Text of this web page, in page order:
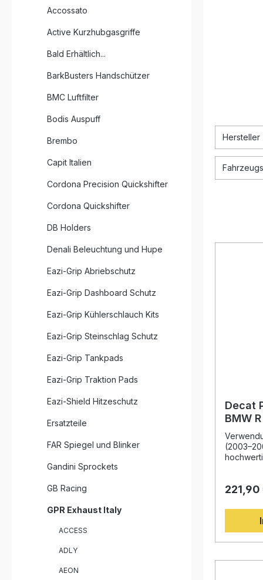
Accossato
Active Kurzhubgasgriffe
Bald Erhältlich...
BarkBusters Handschützer
BMC Luftfilter
Bodis Auspuff
Brembo
Capit Italien
Cordona Precision Quickshifter
Cordona Quickshifter
DB Holders
Denali Beleuchtung und Hupe
Eazi-Grip Abriebschutz
Eazi-Grip Dashboard Schutz
Eazi-Grip Kühlerschlauch Kits
Eazi-Grip Steinschlag Schutz
Eazi-Grip Tankpads
Eazi-Grip Traktion Pads
Eazi-Shield Hitzeschutz
Ersatzteile
FAR Spiegel und Blinker
Gandini Sprockets
GB Racing
GPR Exhaust Italy
ACCESS
ADLY
AEON
Hersteller
Decat
BMW
sie eine
und
Wegfall
221,90